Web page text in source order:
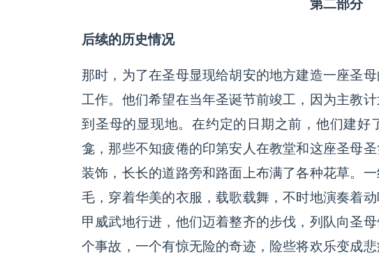
第二部分
后续的历史情况
那时，为了在圣母显现给胡安的地方建造一座圣
工作。他们希望在当年圣诞节前竣工，因为主教
到圣母的显现地。在约定的日期之前，他们建好
龛，那些不知疲倦的印第安人在教堂和这座圣母
装饰，长长的道路旁和路面上布满了各种花草。
毛，穿着华美的衣服，载歌载舞，不时地演奏着
甲威武地行进，他们迈着整齐的步伐，列队向圣
个事故，一个有惊无险的奇迹，险些将欢乐变成